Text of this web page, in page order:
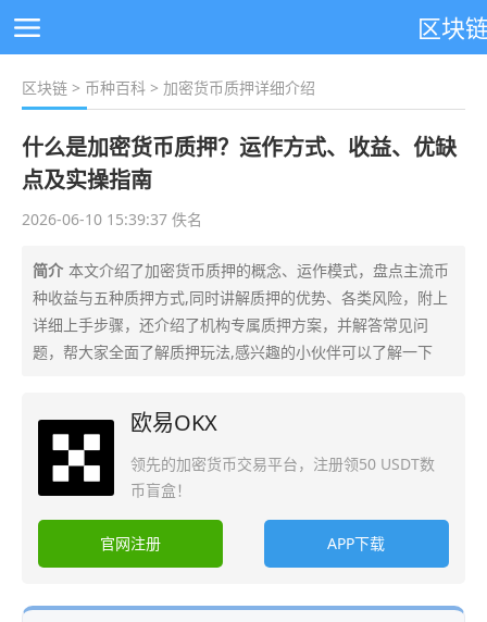
区块
区块链 > 币种百科 > 加密货币质押详细介绍
什么是加密货币质押？运作方式、收益、优缺
点及实操指南
2026-06-10 15:39:37 佚名
简介 本文介绍了加密货币质押的概念、运作模式，盘点主流币
种收益与五种质押方式,同时讲解质押的优势、各类风险，附上
详细上手步骤，还介绍了机构专属质押方案，并解答常见问
题，帮大家全面了解质押玩法,感兴趣的小伙伴可以了解一下
欧易OKX
领先的加密货币交易平台，注册领50 USDT数
币盲盒！
官网注册 APP下载